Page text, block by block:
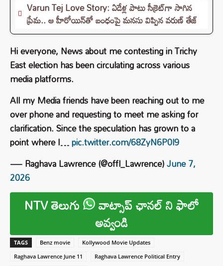
Varun Tej Love Story: ఏడేళ్ల పాటు సీక్రెట్‌గా సాగిన
ప్రేమ.. ఆ హీరోయిన్‌తో బంధంపై మనసు విప్పిన వరుణ్ తేజ్
Hi everyone, News about me contesting in Trichy
East election has been circulating across various
media platforms.
All my Media friends have been reaching out to me
over phone and requesting to meet me asking for
clarification. Since the speculation has grown to a
point where I…pic.twitter.com/68ZyN6P0l9
— Raghava Lawrence (@offl_Lawrence)June 7,
2026
NTV తెలుగు వాట్సాప్ ఛానల్ ని ఫాలో
అవ్వండి
TAGS Benz movie
Kollywood Movie Updates
Raghava Lawrence June 11
Raghava Lawrence Political Entry